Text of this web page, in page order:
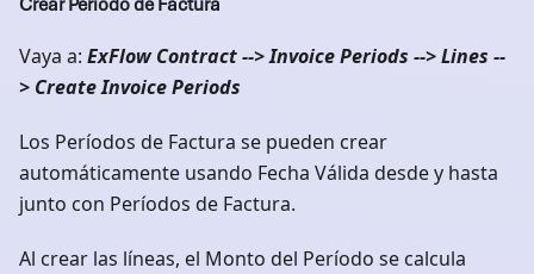
Vaya a: ExFlow Contract --> Invoice Periods --> Lines --
> Create Invoice Periods
Los Períodos de Factura se pueden crear
automáticamente usando Fecha Válida desde y hasta
junto con Períodos de Factura.
Al crear las líneas, el Monto del Período se calcula